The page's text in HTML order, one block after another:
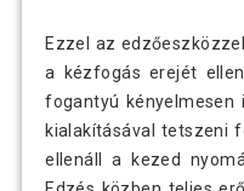
Ezzel az
a kézfogás erejét
fogantyú kényelmesen
kialakításával tetszeni
ellenáll a kezed